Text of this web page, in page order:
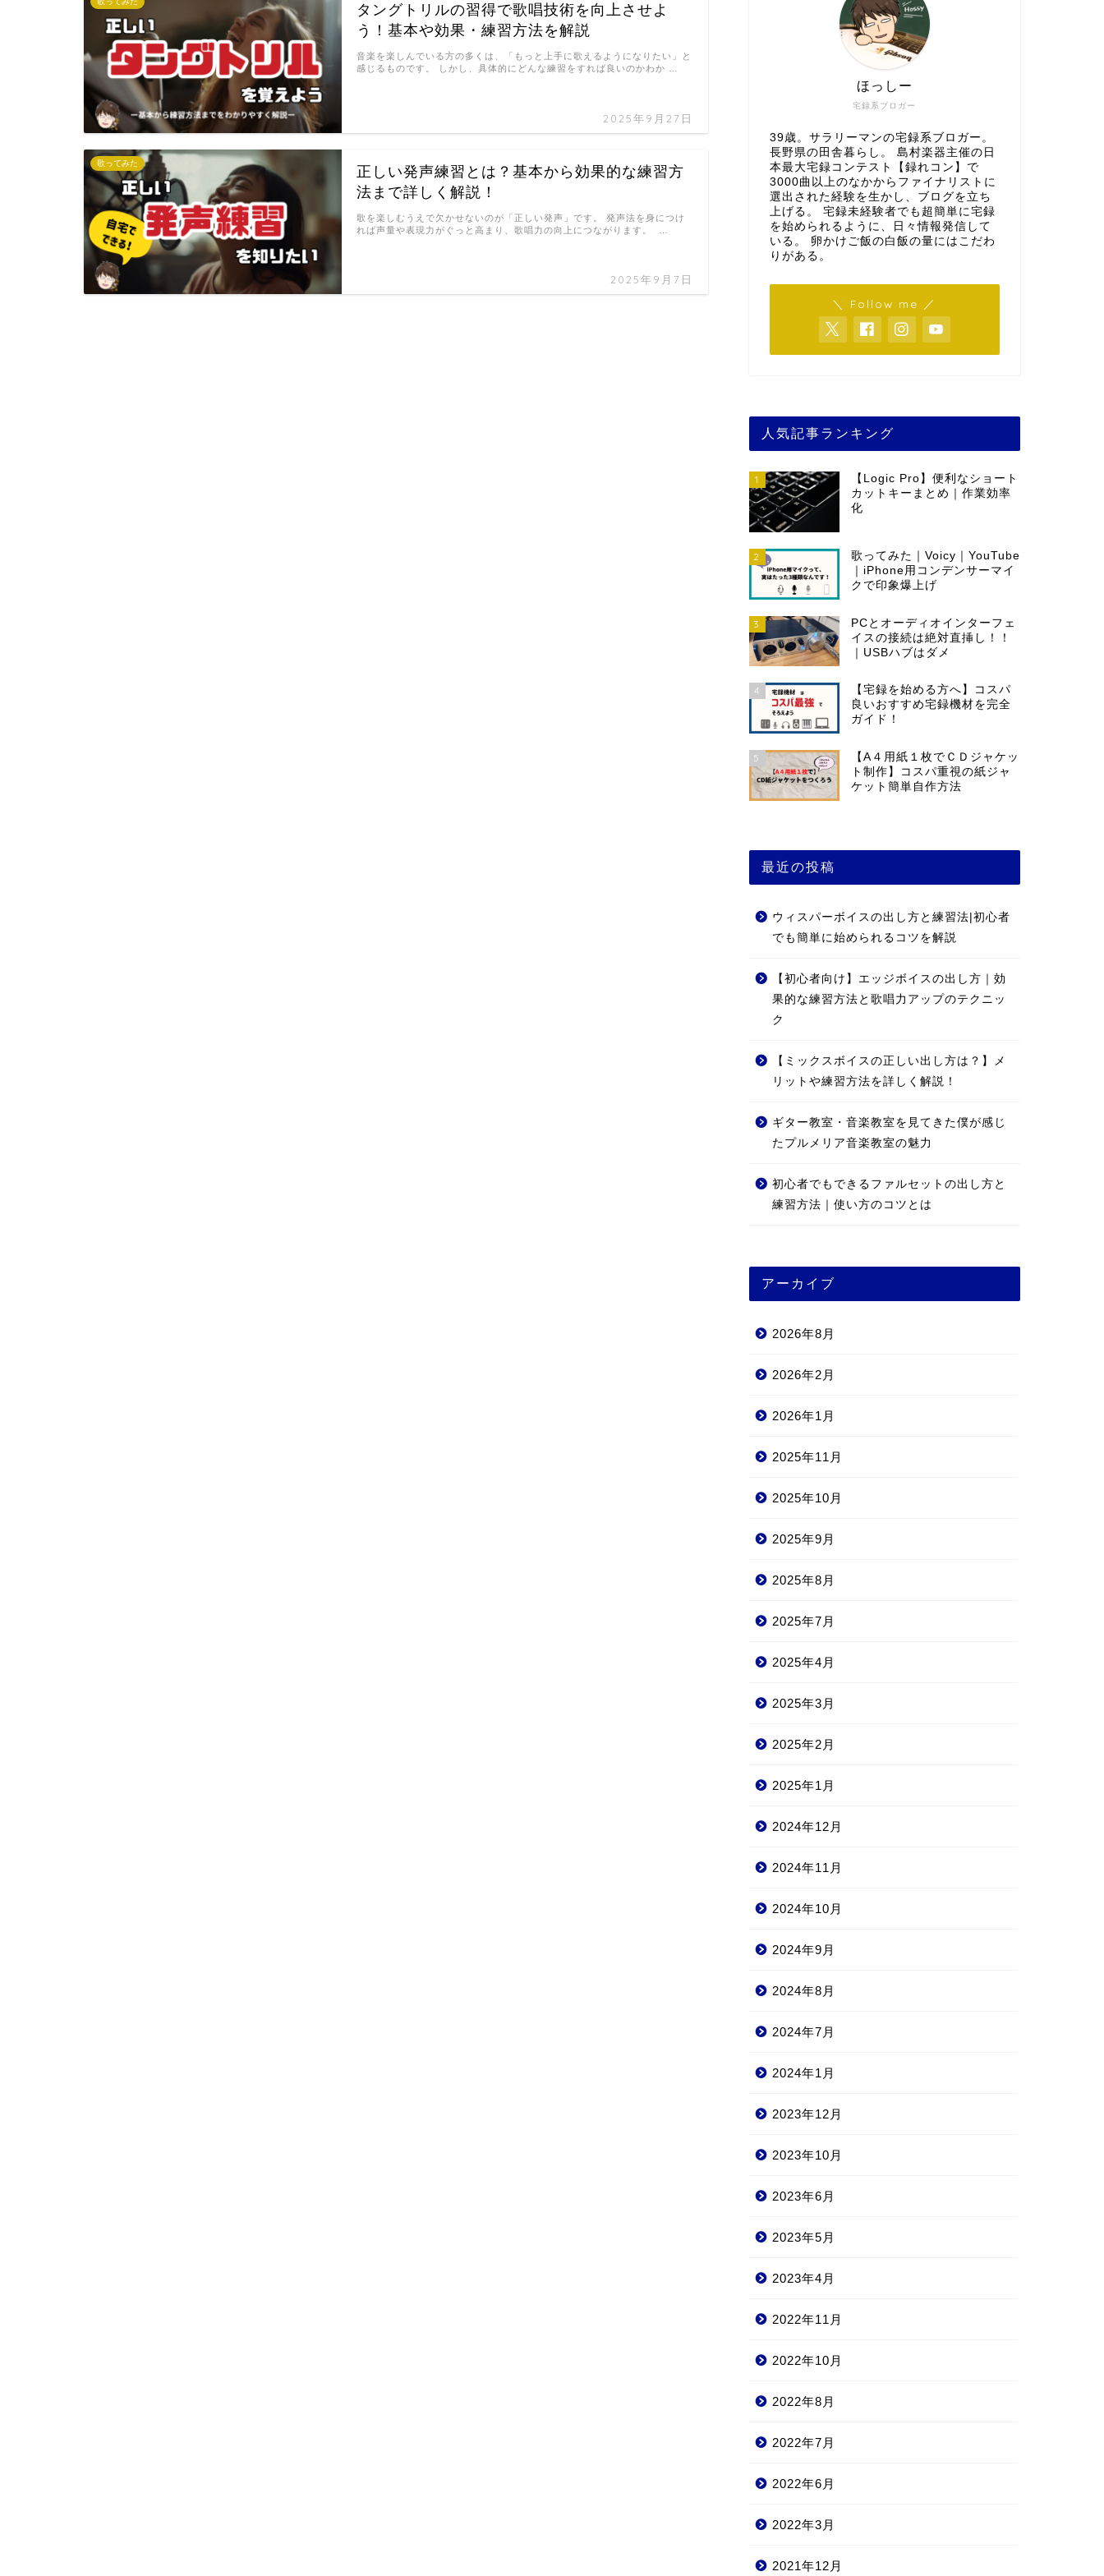
タングトリルの習得で歌唱技術を向上させよ
う！基本や効果・練習方法を解説
2025年9月27日
音楽を楽しんでいる方の多くは、「もっと上手に歌えるようになりたい」と
感じるものです。 しかし、具体的にどんな練習をすれば良いのかわか …
歌ってみた
正しい発声練習とは？基本から効果的な練習方
法まで詳しく解説！
2025年9月7日
歌を楽しむうえで欠かせないのが「正しい発声」です。 発声法を身につけ
れば声量や表現力がぐっと高まり、歌唱力の向上につながります。 …
宅録系ブロガー
ほっしー
39歳。サラリーマンの宅録系ブロガー。
長野県の田舎暮らし。 島村楽器主催の日
本最大宅録コンテスト【録れコン】で
3000曲以上のなかからファイナリストに
選出された経験を生かし、ブログを立ち
上げる。 宅録未経験者でも超簡単に宅録
を始められるように、日々情報発信して
いる。 卵かけご飯の白飯の量にはこだわ
りがある。
＼ Follow me ／
人気記事ランキング
1
【Logic Pro】便利なショート
カットキーまとめ｜作業効率
化
2
歌ってみた｜Voicy｜YouTube
｜iPhone用コンデンサーマイ
クで印象爆上げ
3
PCとオーディオインターフェ
イスの接続は絶対直挿し！！
｜USBハブはダメ
4
【宅録を始める方へ】コスパ
良いおすすめ宅録機材を完全
ガイド！
5
【A４用紙１枚でＣＤジャケッ
ト制作】コスパ重視の紙ジャ
ケット簡単自作方法
最近の投稿
ウィスパーボイスの出し方と練習法|初心者
でも簡単に始められるコツを解説
【初心者向け】エッジボイスの出し方｜効
果的な練習方法と歌唱力アップのテクニッ
ク
【ミックスボイスの正しい出し方は？】メ
リットや練習方法を詳しく解説！
ギター教室・音楽教室を見てきた僕が感じ
たプルメリア音楽教室の魅力
初心者でもできるファルセットの出し方と
練習方法｜使い方のコツとは
アーカイブ
2026年8月
2026年2月
2026年1月
2025年11月
2025年10月
2025年9月
2025年8月
2025年7月
2025年4月
2025年3月
2025年2月
2025年1月
2024年12月
2024年11月
2024年10月
2024年9月
2024年8月
2024年7月
2024年1月
2023年12月
2023年10月
2023年6月
2023年5月
2023年4月
2022年11月
2022年10月
2022年8月
2022年7月
2022年6月
2022年3月
2021年12月